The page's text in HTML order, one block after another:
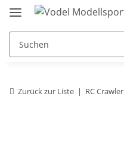
Zurück zur Liste RC Crawler